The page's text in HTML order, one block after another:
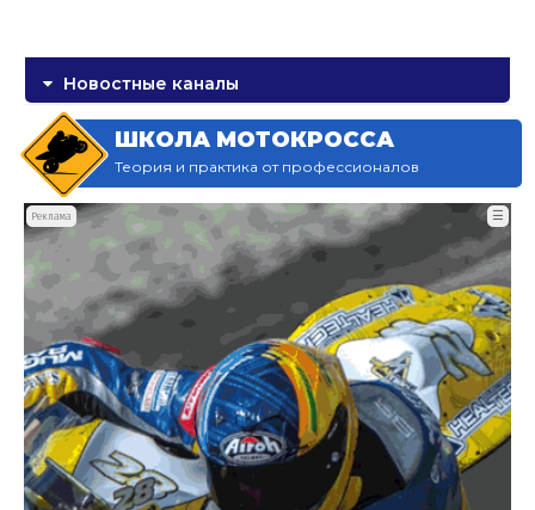
Новостные каналы
ШКОЛА МОТОКРОССА
Теория и практика от профессионалов
Реклама ☰